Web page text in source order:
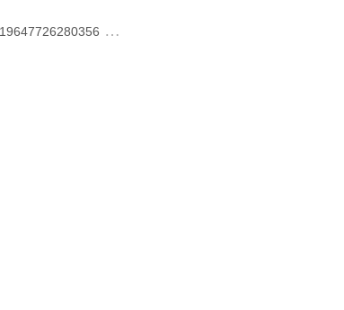
…